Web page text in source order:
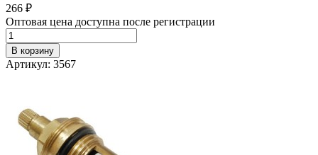
266 ₽
Оптовая цена доступна после регистрации
В корзину
Артикул: 3567